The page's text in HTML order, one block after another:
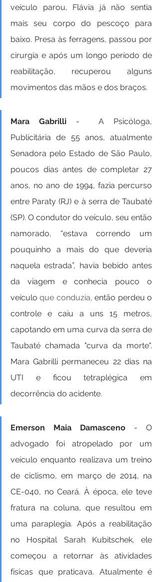
veículo parou, Flávia já não sentia
mais seu corpo do pescoço para
baixo. Presa às ferragens, passou por
cirurgia e após um longo período de
reabilitação, recuperou alguns
movimentos das mãos e dos braços.
Mara Gabrilli -  A Psicóloga,
Publicitária de 55 anos, atualmente
Senadora pelo Estado de São Paulo,
poucos dias antes de completar 27
anos, no ano de 1994, fazia percurso
entre Paraty (RJ) e à serra de Taubaté
(SP). O condutor do veículo, seu então
namorado, “estava correndo um
pouquinho a mais do que deveria
naquela estrada”, havia bebido antes
da viagem e conhecia pouco o
veículo que conduzia, então perdeu o
controle e caiu a uns 15 metros,
capotando em uma curva da serra de
Taubaté chamada "curva da morte".
Mara Gabrilli permaneceu 22 dias na
UTI e ficou tetraplégica em
decorrência do acidente.
Emerson Maia Damasceno - O
advogado foi atropelado por um
veículo enquanto realizava um treino
de ciclismo, em março de 2014, na
CE-040, no Ceará. À época, ele teve
fratura na coluna, que resultou em
uma paraplegia. Após a reabilitação
no Hospital Sarah Kubitschek, ele
começou a retornar às atividades
físicas que praticava. Atualmente é